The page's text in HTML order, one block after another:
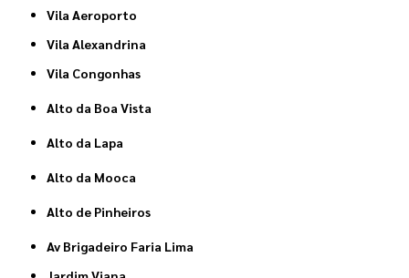
Vila Aeroporto
Vila Alexandrina
Vila Congonhas
Alto da Boa Vista
Alto da Lapa
Alto da Mooca
Alto de Pinheiros
Av Brigadeiro Faria Lima